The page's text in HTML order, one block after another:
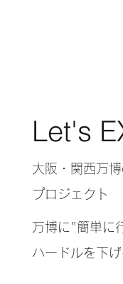
大阪・関西万
プロジェクト
万博に"簡単に
ハードルを下
Let's